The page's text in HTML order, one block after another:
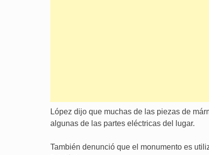
López dijo que muchas de las piezas de
algunas de las partes eléctricas del lugar.
También denunció que el monumento es